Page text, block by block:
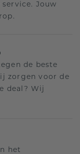
Jouw
de beste
zorgen voor de
deal? Wij
het